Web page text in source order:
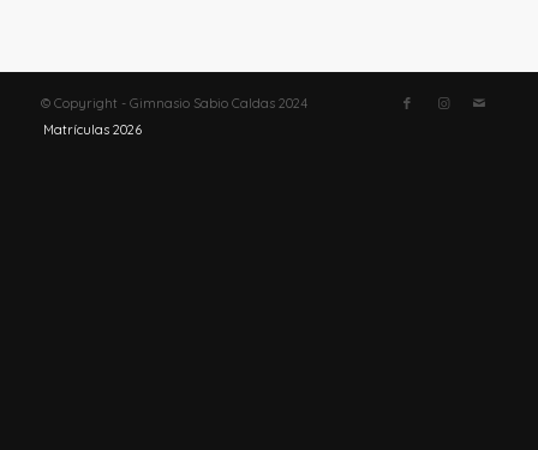
© Copyright - Gimnasio Sabio Caldas 2024
Matrículas 2026